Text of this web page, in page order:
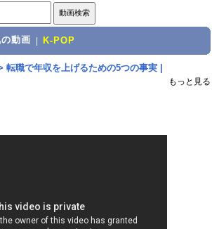
の動画 K-POP
転職で年収を上げるための5つの事実 |
もっと見る